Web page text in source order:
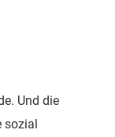
Und die